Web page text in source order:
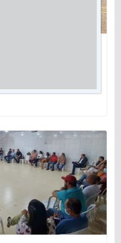
milhões em
para
famílias no MS